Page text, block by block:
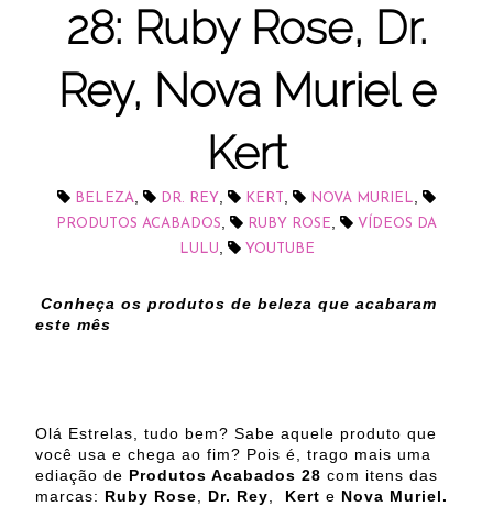
28: Ruby Rose, Dr.
Rey, Nova Muriel e
Kert
BELEZA, DR. REY, KERT , NOVA MURIEL,
PRODUTOS ACABADOS, RUBY ROSE,
VÍDEOS DA
LULU, YOUTUBE
Conheça os produtos de beleza que acabaram
este mês
Olá Estrelas, tudo bem? Sabe aquele produto que
você usa e chega ao fim? Pois é, trago mais uma
ediação de Produtos Acabados 28 com itens das
marcas: Ruby Rose, Dr. Rey, Kert e Nova Muriel.